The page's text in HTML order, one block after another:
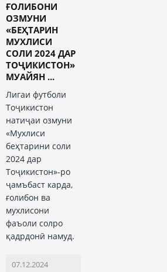
ҒОЛИБОНИ
ОЗМУНИ
«БЕҲТАРИН
МУХЛИСИ
СОЛИ 2024 ДАР
ТОҶИКИСТОН»
МУАЙЯН ...
Лигаи футболи
Тоҷикистон
натиҷаи озмуни
«Мухлиси
беҳтарини соли
2024 дар
Тоҷикистон»-ро
ҷамъбаст карда,
ғолибон ва
мухлисони
фаъоли солро
қадрдонӣ намуд.
07.12.2024